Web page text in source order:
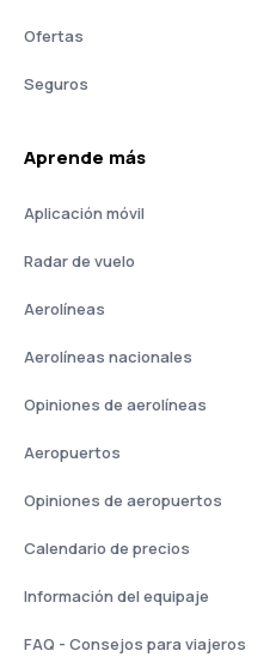
Ofertas
Seguros
Aprende más
Aplicación móvil
Radar de vuelo
Aerolíneas
Aerolíneas nacionales
Opiniones de aerolíneas
Aeropuertos
Opiniones de aeropuertos
Calendario de precios
Información del equipaje
FAQ - Consejos para viajeros